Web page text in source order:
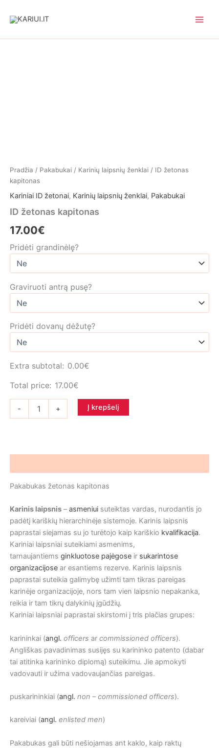
prie
Pradžia / Pakabukai / Karinių laipsnių ženklai / ID žetonas
kapitonas
Kariniai ID žetonai, Karinių laipsnių ženklai, Pakabukai
ID žetonas kapitonas
17.00€
Pridėti grandinėlę?
Graviruoti antrą pusę?
Pridėti dovanų dėžutę?
Extra subtotal: 0.00€
Total price: 17.00€
- + Į krepšelį
Pakabukas žetonas kapitonas
Karinis laipsnis –asmeniui suteiktas vardas, nurodantis jo
padėtį kariškių hierarchinėje sistemoje. Karinis laipsnis
paprastai siejamas su jo turėtojo kaip kariškio kvalifikacija.
Kariniai laipsniai suteikiami asmenims,
tarnaujantiems ginkluotose pajėgose ir sukarintose
organizacijose ar esantiems rezerve. Karinis laipsnis
paprastai suteikia galimybę užimti tam tikras pareigas
karinėje organizacijoje, nors tam vien laipsnio nepakanka,
reikia ir tam tikrų dalykinių įgūdžių.
Kariniai laipsniai paprastai skirstomi į tris plačias grupes:
karininkai (angl. officers ar commissioned officers).
Angliškas pavadinimas susijęs su karininko patento (dabar
tai atitinka karininko diplomą) suteikimu. Jie apmokyti
vadovauti ir užima vadovaujančias pareigas.
puskarininkiai (angl. non – commissioned officers).
kareiviai (angl. enlisted men)
Pakabukas gali būti nešiojamas ant kaklo, kaip raktų